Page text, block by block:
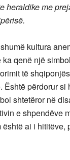
heraldike me
kultura
qenë një
të
Është përdorur
shtetëror në
e shpendëve
ai i hititëve,